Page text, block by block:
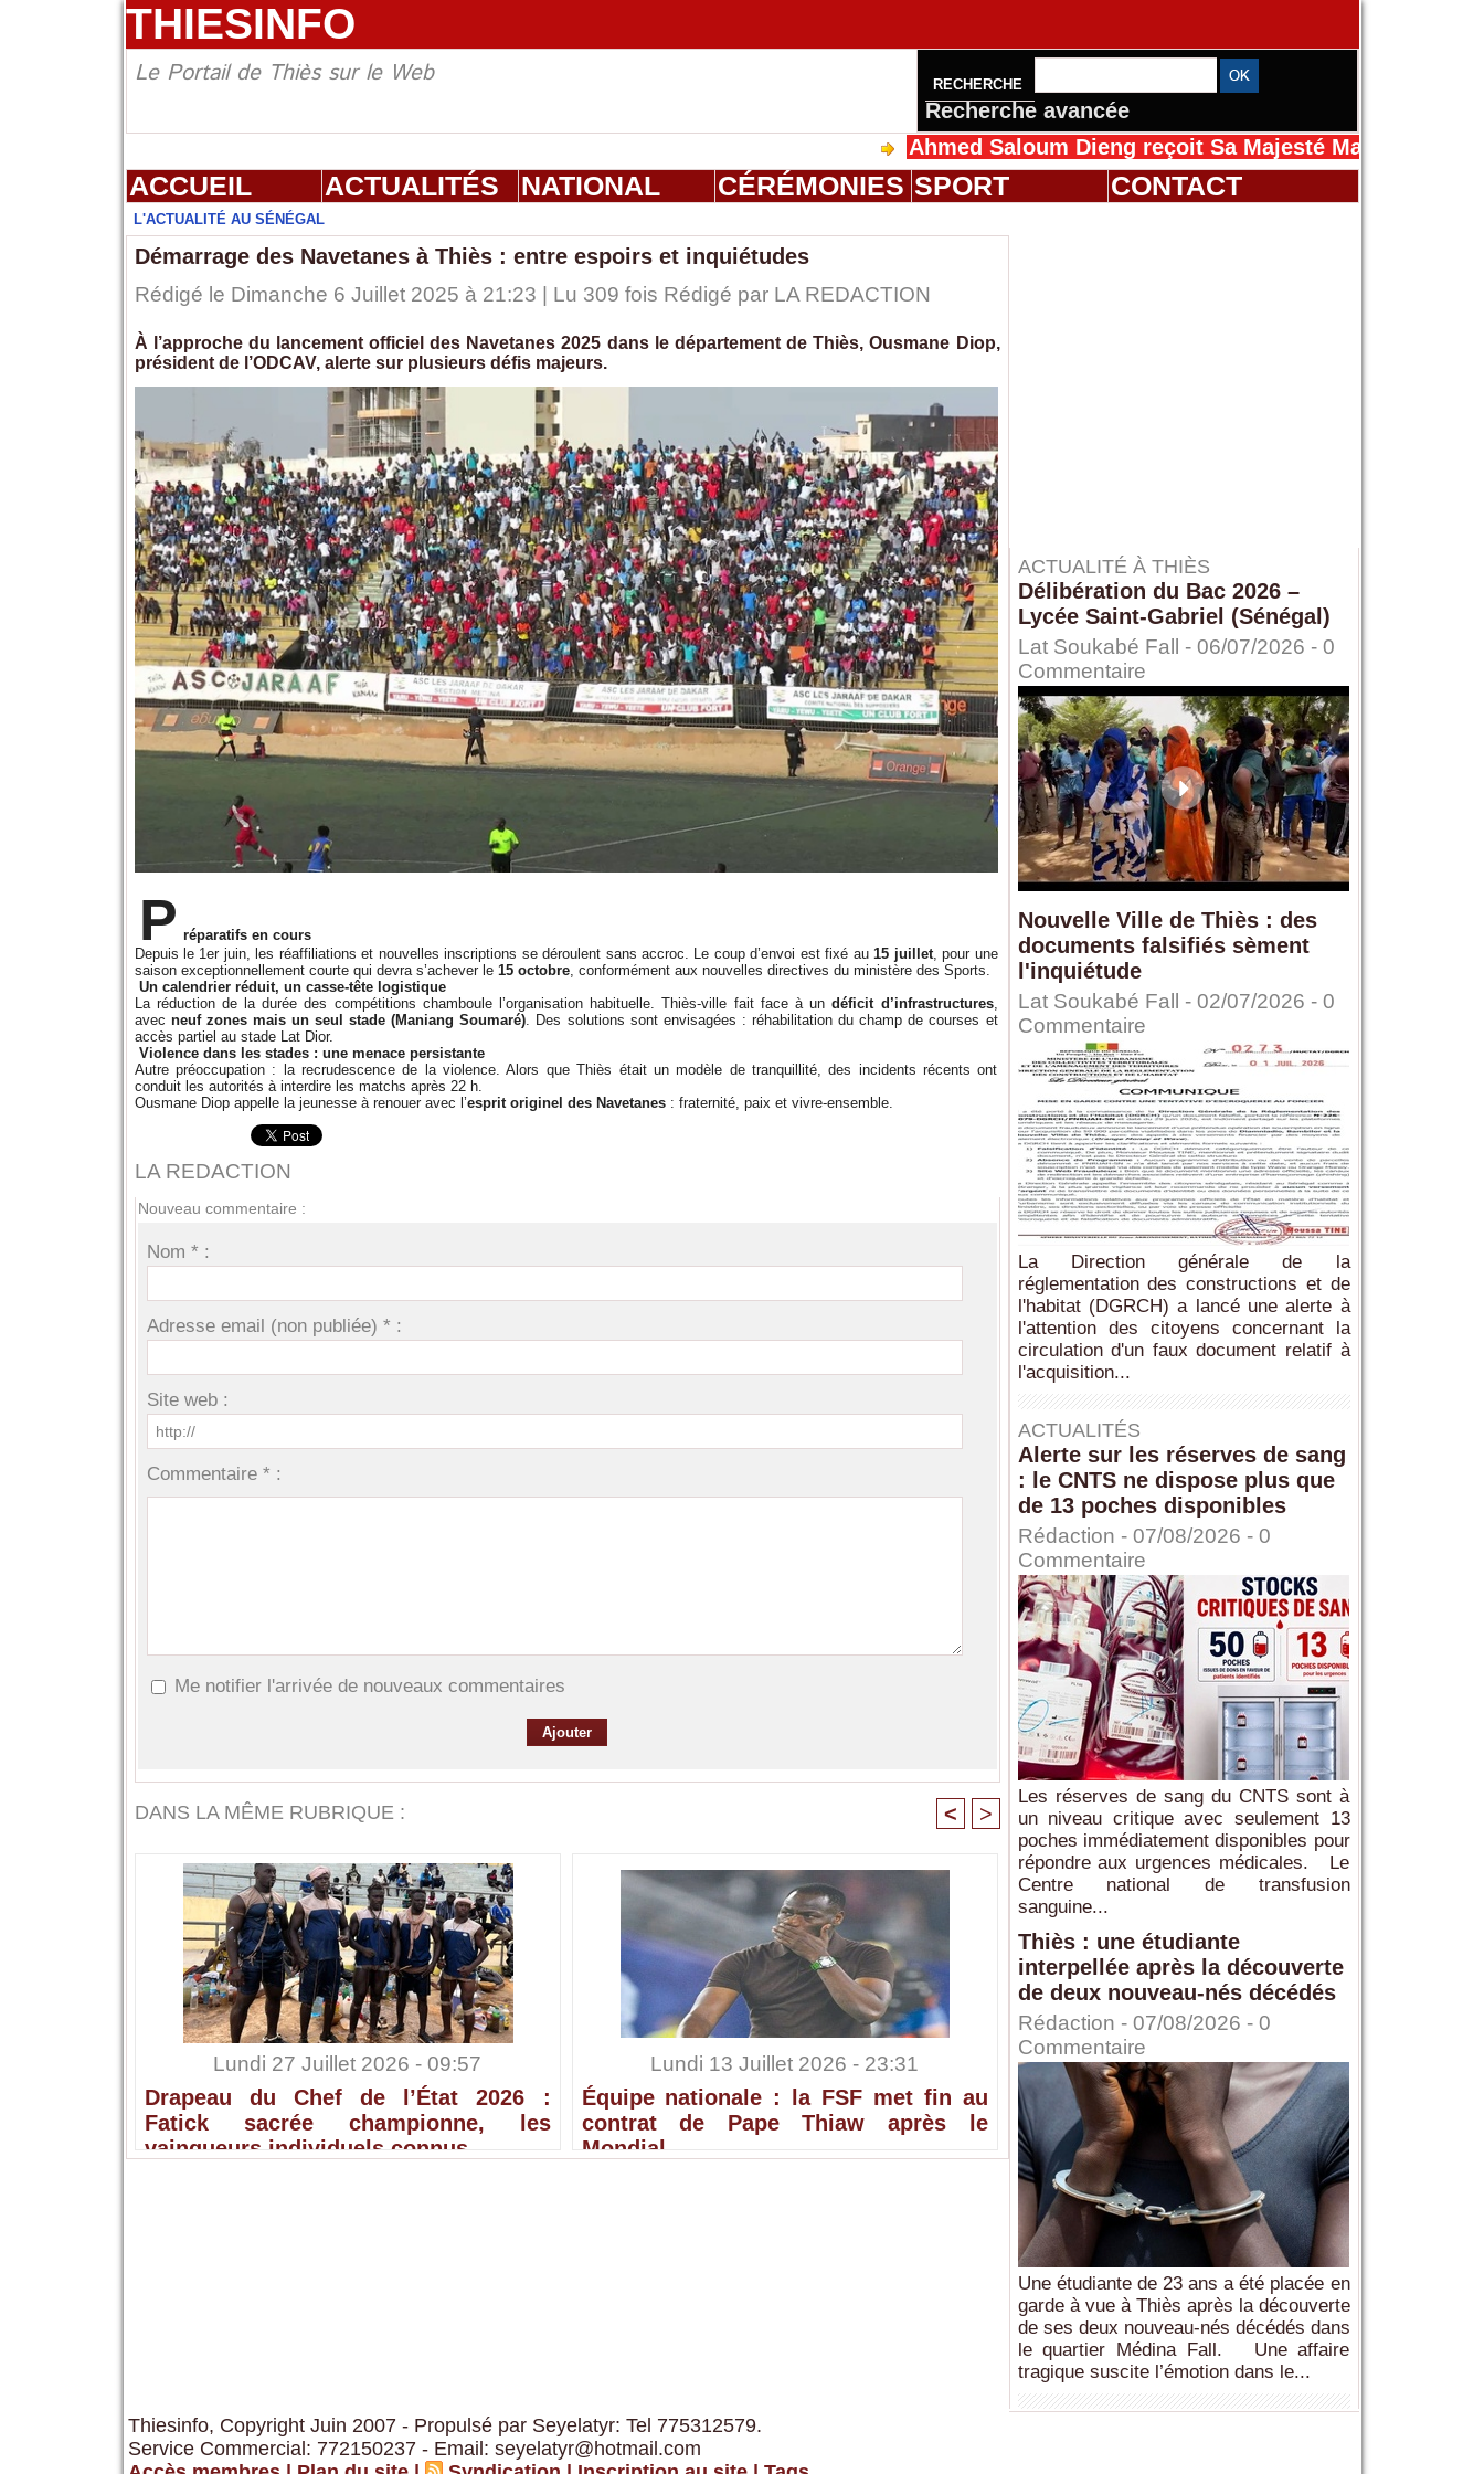
THIESINFO
Le Portail de Thiès sur le Web RECHERCHE
Recherche avancée
Ahmed Saloum Dieng reçoit Sa Majesté Mansah Cissé au
ACCUEIL ACTUALITÉS NATIONAL CÉRÉMONIES SPORT CONTACT
L'ACTUALITÉ AU SÉNÉGAL
Démarrage des Navetanes à Thiès : entre espoirs et inquiétudes
Rédigé le Dimanche 6 Juillet 2025 à 21:23 | Lu 309 fois Rédigé par LA REDACTION
À l’approche du lancement officiel des Navetanes 2025 dans le département de Thiès, Ousmane Diop,
président de l’ODCAV, alerte sur plusieurs défis majeurs.
P réparatifs en cours
Depuis le 1er juin, les réaffiliations et nouvelles inscriptions se déroulent sans accroc. Le coup d’envoi est fixé au 15 juillet, pour une
saison exceptionnellement courte qui devra s’achever le 15 octobre, conformément aux nouvelles directives du ministère des Sports.
Un calendrier réduit, un casse-tête logistique
La réduction de la durée des compétitions chamboule l’organisation habituelle. Thiès-ville fait face à undéficit d’infrastructures,
avec neuf zones mais un seul stade (Maniang Soumaré) . Des solutions sont envisagées : réhabilitation du champ de courses et
accès partiel au stade Lat Dior.
Violence dans les stades : une menace persistante
Autre préoccupation : la recrudescence de la violence. Alors que Thiès était un modèle de tranquillité, des incidents récents ont
conduit les autorités à interdire les matchs après 22 h.
Ousmane Diop appelle la jeunesse à renouer avec l’esprit originel des Navetanes: fraternité, paix et vivre-ensemble.
LA REDACTION
Nouveau commentaire :
Nom * :
Adresse email (non publiée) * :
Site web :
Commentaire * :
Me notifier l'arrivée de nouveaux commentaires
DANS LA MÊME RUBRIQUE : < >
Lundi 27 Juillet 2026 - 09:57
Drapeau du Chef de l’État 2026 :
Fatick sacrée championne, les
vainqueurs individuels connus
Lundi 13 Juillet 2026 - 23:31
Équipe nationale : la FSF met fin au
contrat de Pape Thiaw après le
Mondial
ACTUALITÉ À THIÈS
Délibération du Bac 2026 –
Lycée Saint-Gabriel (Sénégal)
Lat Soukabé Fall - 06/07/2026 - 0
Commentaire
Nouvelle Ville de Thiès : des
documents falsifiés sèment
l'inquiétude
Lat Soukabé Fall - 02/07/2026 - 0
Commentaire
La Direction générale de la
réglementation des constructions et de
l'habitat (DGRCH) a lancé une alerte à
l'attention des citoyens concernant la
circulation d'un faux document relatif à
l'acquisition...
ACTUALITÉS
Alerte sur les réserves de sang
: le CNTS ne dispose plus que
de 13 poches disponibles
Rédaction - 07/08/2026 - 0
Commentaire
Les réserves de sang du CNTS sont à
un niveau critique avec seulement 13
poches immédiatement disponibles pour
répondre aux urgences médicales. Le
Centre national de transfusion
sanguine...
Thiès : une étudiante
interpellée après la découverte
de deux nouveau-nés décédés
Rédaction - 07/08/2026 - 0
Commentaire
Une étudiante de 23 ans a été placée en
garde à vue à Thiès après la découverte
de ses deux nouveau-nés décédés dans
le quartier Médina Fall. Une affaire
tragique suscite l’émotion dans le...
Thiesinfo, Copyright Juin 2007 - Propulsé par Seyelatyr: Tel 775312579.
Service Commercial: 772150237 - Email: seyelatyr@hotmail.com